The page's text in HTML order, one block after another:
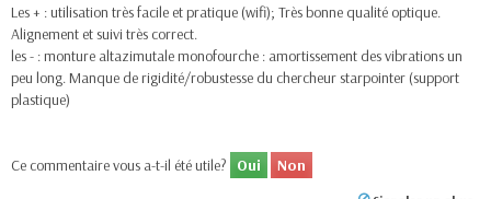
Les + : utilisation très facile et pratique (wifi); Très bonne qualité optique.
Alignement et suivi très correct.
les - : monture altazimutale monofourche : amortissement des vibrations un
peu long. Manque de rigidité/robustesse du chercheur starpointer (support
plastique)
Ce commentaire vous a-t-il été utile? Oui Non